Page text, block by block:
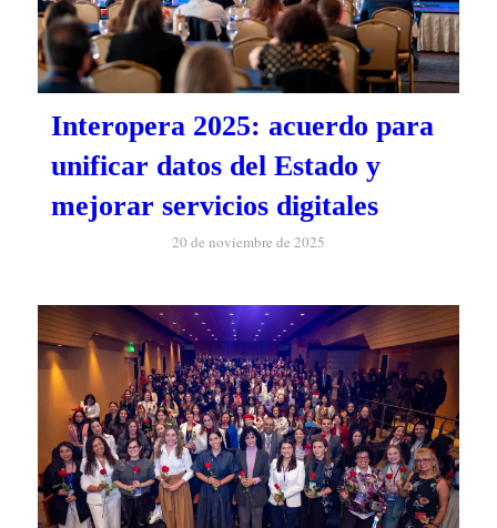
Interopera 2025: acuerdo para
unificar datos del Estado y
mejorar servicios digitales
20 de noviembre de 2025